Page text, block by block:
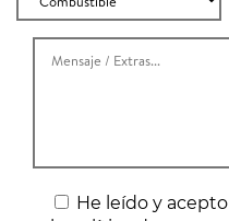
He leído y acepto